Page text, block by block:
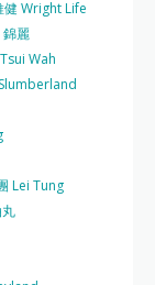
健 Wright Life
麗
Wah
Lei Tung